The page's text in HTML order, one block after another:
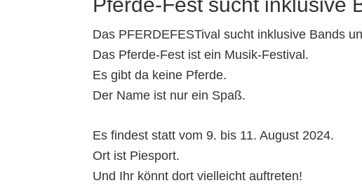
Das PFERDEFESTival sucht inklusive Bands
Das Pferde-Fest ist ein Musik-Festival.
Es gibt da keine Pferde.
Der Name ist nur ein Spaß.
Es findest statt vom 9. bis 11. August 2024.
Ort ist Piesport.
Und Ihr könnt dort vielleicht auftreten!